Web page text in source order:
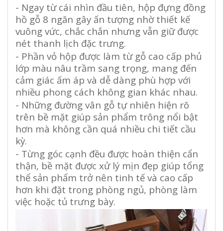
- Ngay từ cái nhìn đầu tiên, hộp đựng đồng
hồ gỗ 8 ngăn gây ấn tượng nhờ thiết kế
vuông vức, chắc chắn nhưng vẫn giữ được
nét thanh lịch đặc trưng.
- Phần vỏ hộp được làm từ gỗ cao cấp phủ
lớp màu nâu trầm sang trọng, mang đến
cảm giác ấm áp và dễ dàng phù hợp với
nhiều phong cách không gian khác nhau.
- Những đường vân gỗ tự nhiên hiện rõ
trên bề mặt giúp sản phẩm trông nổi bật
hơn mà không cần quá nhiều chi tiết cầu
kỳ.
- Từng góc cạnh đều được hoàn thiện cẩn
thận, bề mặt được xử lý mịn đẹp giúp tổng
thể sản phẩm trở nên tinh tế và cao cấp
hơn khi đặt trong phòng ngủ, phòng làm
việc hoặc tủ trưng bày.